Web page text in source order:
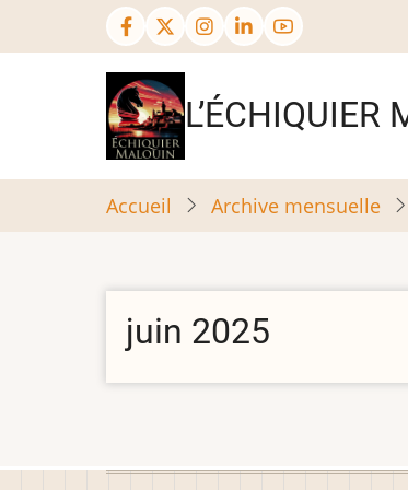
au
L’ÉCHIQUIER
Accueil Archive mensuelle
juin 2025